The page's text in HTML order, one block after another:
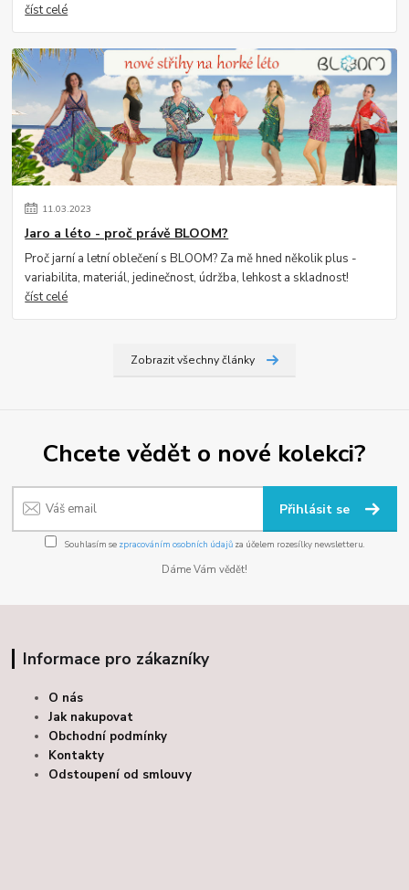
číst celé
11.03.2023
Jaro a léto - proč právě BLOOM?
Proč jarní a letní oblečení s BLOOM? Za mě hned několik plus -
variabilita, materiál, jedinečnost, údržba, lehkost a skladnost!
číst celé
Zobrazit všechny články
Chcete vědět o nové kolekci?
Přihlásit se
Souhlasím se zpracováním osobních údajůza účelem rozesílky newsletteru.
Dáme Vám vědět!
Informace pro zákazníky
O nás
Jak nakupovat
Obchodní podmínky
Kontakty
Odstoupení od smlouvy